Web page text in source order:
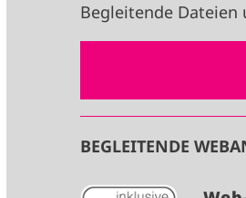
Begleitende
BEGLEITENDE